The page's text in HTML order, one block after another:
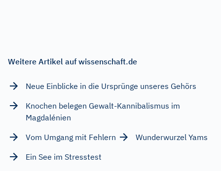
Weitere Artikel auf wissenschaft.de
Neue Einblicke in die Ursprünge unseres Gehörs
Knochen belegen Gewalt-Kannibalismus im
Magdalénien
Vom Umgang mit Fehlern
Wunderwurzel Yams
Ein See im Stresstest